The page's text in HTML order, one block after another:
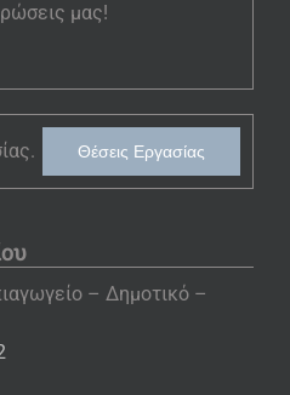
μας!
Θέσεις Εργασίας
– Δημοτικό –